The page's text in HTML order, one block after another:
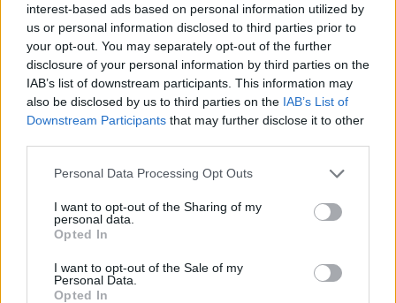
interest-based ads based on personal information utilized by
us or personal information disclosed to third parties prior to
your opt-out. You may separately opt-out of the further
disclosure of your personal information by third parties on the
IAB’s list of downstream participants. This information may
also be disclosed by us to third parties on the IAB’s List of
Downstream Participants that may further disclose it to other
Please note that this website/app uses one or more Google
not limited to your visit or usage behaviour. You may click to
grant or deny consent to Google and its third-party tags to
use your data for below specified purposes in below Google
consent section.
Personal Data Processing Opt Outs
I want to opt-out of the Sharing of my
personal data.
Opted In
I want to opt-out of the Sale of my
Personal Data.
Opted In
«Εδώ και τώρα να επαναφέρουν τον κατώτερο
μισθό στο ύψος από το οποίο τον "κούρεψαν", στα
751 ευρώ ως βάση για αυξήσεις. Να καταργήσουν
τον νόμο Βρούτση-Αχτσιόγλου, τον οποίο ψήφισαν
και εφάρμοσαν από κοινού ΝΔ και ΣΥΡΙΖΑ και
καταργεί τις συλλογικές διαπραγματεύσεις για τον
βασικό μισθό και τις κλαδικές συμβάσεις
εργασίας».